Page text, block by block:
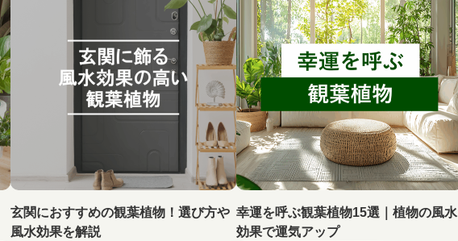
玄関におすすめの観葉植物！選び方や
風水効果を解説
幸運を呼ぶ観葉植物15選｜植物の風水
効果で運気アップ